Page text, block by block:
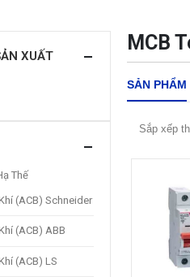
MCB
SẢN PHẨM
Sắp xếp
XUẤT
Thế
(ACB) Schneider
(ACB) ABB
(ACB) LS